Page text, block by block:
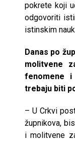
pokrete koji
odgovoriti
istinskim
Danas po
molitvene
fenomene
trebaju biti
– U Crkvi
župnikova,
i molitvene